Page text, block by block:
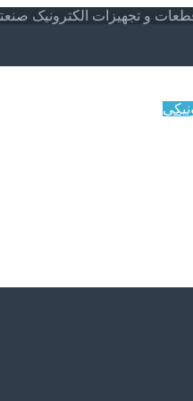
و تجهیزات الکترونیک